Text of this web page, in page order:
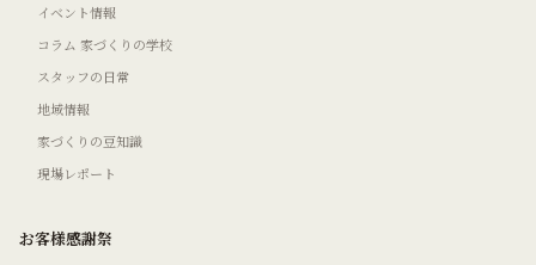
イベント情報
コラム 家づくりの学校
スタッフの日常
地域情報
家づくりの豆知識
現場レポート
お客様感謝祭